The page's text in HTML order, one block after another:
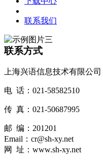
联系我们
联系方式
上海兴语信息技术有限公司
电 话：021-58582510
传 真：021-50687995
邮 编：201201
Email：cr@sh-xy.net
网 址：www.sh-xy.net